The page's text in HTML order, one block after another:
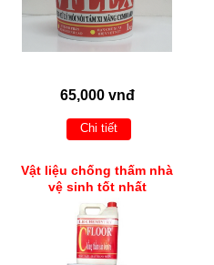
65,000 vnđ
Chi tiết
Vật liệu chống thấm nhà
vệ sinh tốt nhất